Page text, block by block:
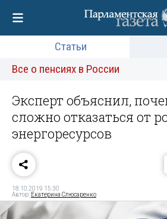
Статьи
Все о пенсиях в России
Эксперт объяснил,
сложно отказаться от
энергоресурсов
18.10.2019 15:30
Автор: Екатерина Слюсаренко